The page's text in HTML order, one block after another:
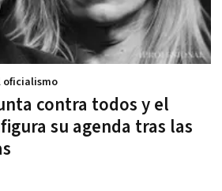
contra todos y el
su agenda tras las
oficialismo